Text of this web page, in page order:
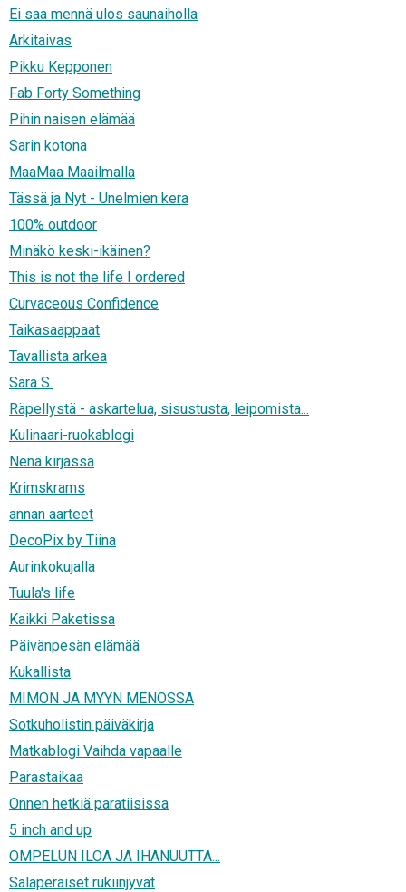
Ei saa mennä ulos saunaiholla
Arkitaivas
Pikku Kepponen
Fab Forty Something
Pihin naisen elämää
Sarin kotona
MaaMaa Maailmalla
Tässä ja Nyt - Unelmien kera
100% outdoor
Minäkö keski-ikäinen?
This is not the life I ordered
Curvaceous Confidence
Taikasaappaat
Tavallista arkea
Sara S.
Räpellystä - askartelua, sisustusta, leipomista...
Kulinaari-ruokablogi
Nenä kirjassa
Krimskrams
annan aarteet
DecoPix by Tiina
Aurinkokujalla
Tuula's life
Kaikki Paketissa
Päivänpesän elämää
Kukallista
MIMON JA MYYN MENOSSA
Sotkuholistin päiväkirja
Matkablogi Vaihda vapaalle
Parastaikaa
Onnen hetkiä paratiisissa
5 inch and up
OMPELUN ILOA JA IHANUUTTA...
Salaperäiset rukiinjyvät